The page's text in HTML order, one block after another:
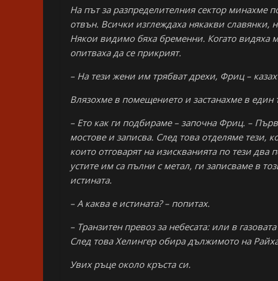
На път за разпределителния сектор минахме
отвън. Всички изглеждаха някакви славянки,
Някои видимо бяха бременни. Когато видяха
опитваха да се прикрият.
– На тези жени им трябват дрехи, Фриц – казах
Влязохме в помещението и застанахме в един
– Ето как ги подбираме – започна Фриц. –
мостове и записва. След това отделяме тези,
които отговарят на изискванията по тези два
устите им са пълни с метал, ги записваме в
истината.
– А каква е истината? – попитах.
– Транзитен превоз за небесата: или в
След това Хелингер обира дължимото на
Увих ръце около кръста си.